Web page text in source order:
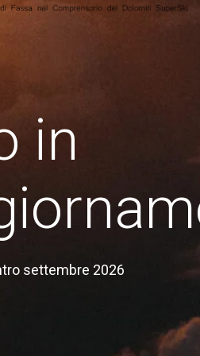
in
settembre 2026